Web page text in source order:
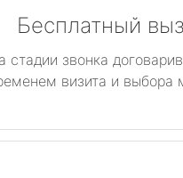
Бесплатный
стадии звонка
визита и выбора